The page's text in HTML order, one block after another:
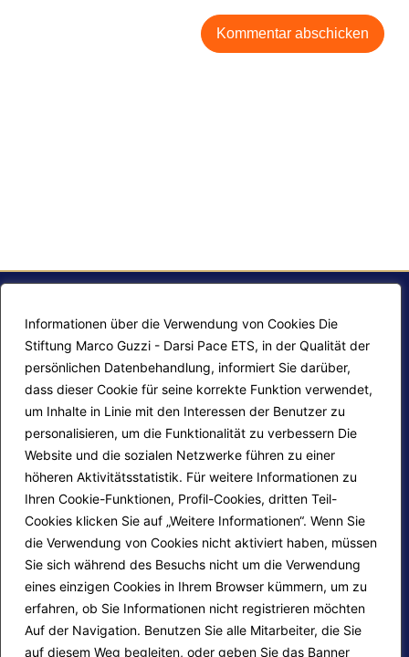
Informationen über die Verwendung von Cookies Die
Stiftung Marco Guzzi - Darsi Pace ETS, in der Qualität der
persönlichen Datenbehandlung, informiert Sie darüber,
dass dieser Cookie für seine korrekte Funktion verwendet,
um Inhalte in Linie mit den Interessen der Benutzer zu
personalisieren, um die Funktionalität zu verbessern Die
Website und die sozialen Netzwerke führen zu einer
höheren Aktivitätsstatistik. Für weitere Informationen zu
Ihren Cookie-Funktionen, Profil-Cookies, dritten Teil-
Cookies klicken Sie auf „Weitere Informationen“. Wenn Sie
die Verwendung von Cookies nicht aktiviert haben, müssen
Sie sich während des Besuchs nicht um die Verwendung
eines einzigen Cookies in Ihrem Browser kümmern, um zu
erfahren, ob Sie Informationen nicht registrieren möchten
Auf der Navigation. Benutzen Sie alle Mitarbeiter, die Sie
auf diesem Weg begleiten, oder geben Sie das Banner
F.A.Q.
Mappa del sito
Progetti Darsi Pace
Login redattori
Calendario corsi
Privacy Policy
Cookie Policy
Seguici su: